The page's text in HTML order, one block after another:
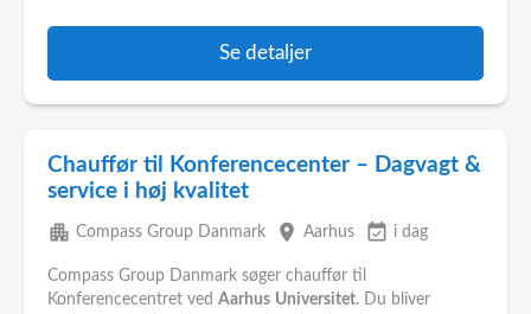
Se detaljer
Chauffør til Konferencecenter – Dagvagt &
service i høj kvalitet
apartment Compass Group Danmark place Aarhus event_available i dag
Compass Group Danmark søger chauffør til
Konferencecentret ved Aarhus Universitet. Du bliver